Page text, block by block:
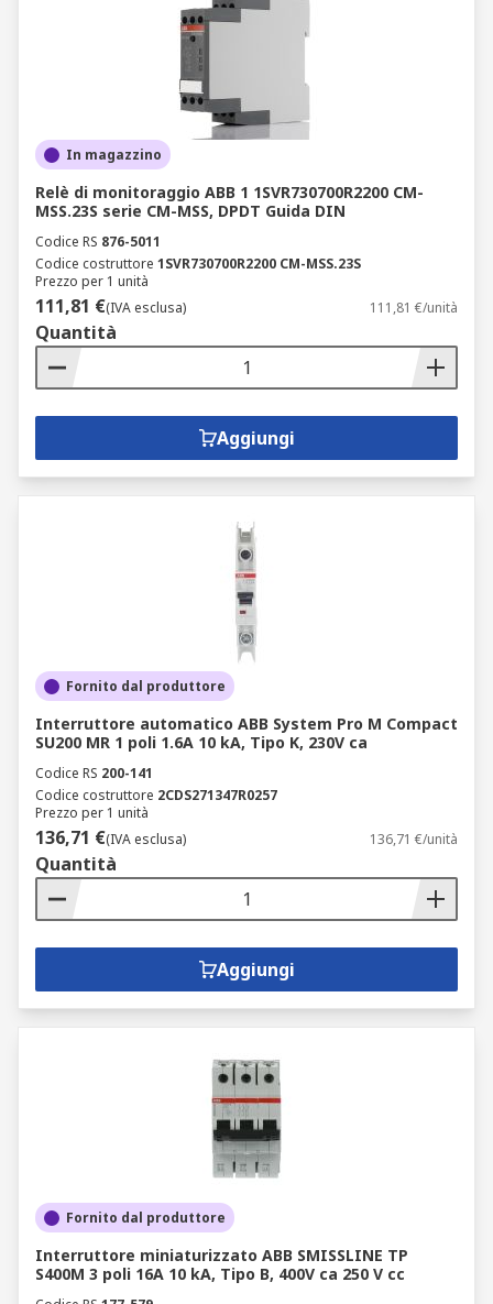
In magazzino
Relè di monitoraggio ABB 1 1SVR730700R2200 CM-
MSS.23S serie CM-MSS, DPDT Guida DIN
Codice RS 876-5011
Codice costruttore 1SVR730700R2200 CM-MSS.23S
Prezzo per 1 unità
111,81 €(IVA esclusa) 111,81 €/unità
Quantità
Aggiungi
Fornito dal produttore
Interruttore automatico ABB System Pro M Compact
SU200 MR 1 poli 1.6A 10 kA, Tipo K, 230V ca
Codice RS 200-141
Codice costruttore 2CDS271347R0257
Prezzo per 1 unità
136,71 €(IVA esclusa) 136,71 €/unità
Quantità
Aggiungi
Fornito dal produttore
Interruttore miniaturizzato ABB SMISSLINE TP
S400M 3 poli 16A 10 kA, Tipo B, 400V ca 250 V cc